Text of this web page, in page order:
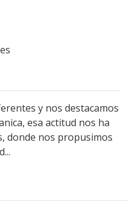
y nos destacamos
esa actitud nos ha
donde nos propusimos